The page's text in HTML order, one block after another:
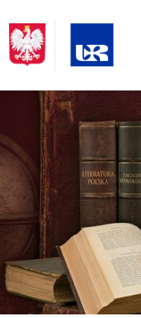
Top bar menu